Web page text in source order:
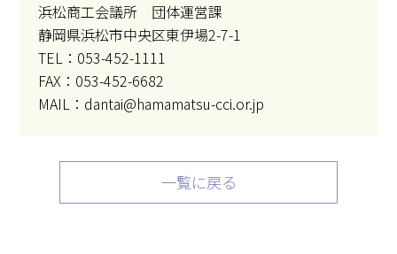
浜松商工会議所 団体運営課
静岡県浜松市中央区東伊場2-7-1
TEL：053-452-1111
FAX：053-452-6682
MAIL：dantai@hamamatsu-cci.or.jp
一覧に戻る